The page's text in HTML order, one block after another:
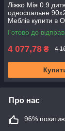
Ліжко Мія 0.9
односпальне
Меблів купити в
Україні
Готово до
4 077,78 ₴ 4
Про нас
96%